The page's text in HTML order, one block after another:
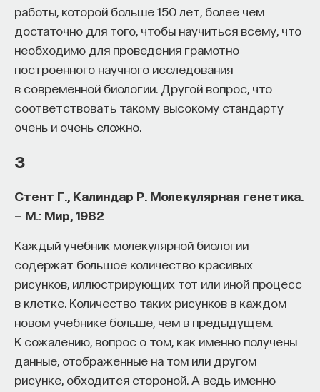
работы, которой больше 150 лет, более чем
достаточно для того, чтобы научиться всему, что
необходимо для проведения грамотно
построенного научного исследования
в современной биологии. Другой вопрос, что
соответствовать такому высокому стандарту
очень и очень сложно.
3
Стент Г., Калиндар Р. Молекулярная генетика.
— М.: Мир, 1982
Каждый учебник молекулярной биологии
содержат большое количество красивых
рисунков, иллюстрирующих тот или иной процесс
в клетке. Количество таких рисунков в каждом
новом учебнике больше, чем в предыдущем.
К сожалению, вопрос о том, как именно получены
данные, отображенные на том или другом
рисунке, обходится стороной. А ведь именно
Внеси свой вклад в дело
просвещения!